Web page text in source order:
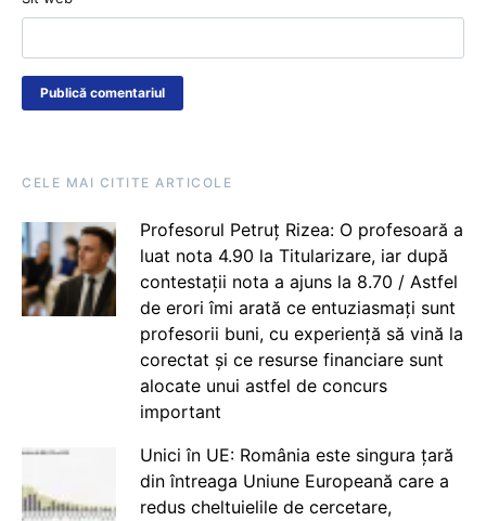
CELE MAI CITITE ARTICOLE
Profesorul Petruț Rizea: O profesoară a
luat nota 4.90 la Titularizare, iar după
contestații nota a ajuns la 8.70 / Astfel
de erori îmi arată ce entuziasmați sunt
profesorii buni, cu experiență să vină la
corectat și ce resurse financiare sunt
alocate unui astfel de concurs
important
Unici în UE: România este singura țară
din întreaga Uniune Europeană care a
redus cheltuielile de cercetare,